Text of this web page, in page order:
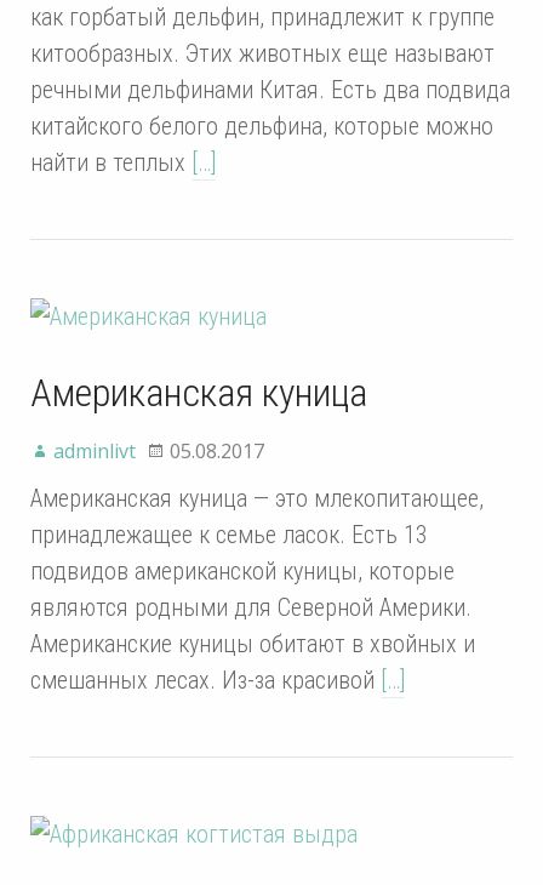
как горбатый дельфин, принадлежит к группе
китообразных. Этих животных еще называют
речными дельфинами Китая. Есть два подвида
китайского белого дельфина, которые можно
найти в теплых […]
Американская куница
adminlivt 05.08.2017
Американская куница — это млекопитающее,
принадлежащее к семье ласок. Есть 13
подвидов американской куницы, которые
являются родными для Северной Америки.
Американские куницы обитают в хвойных и
смешанных лесах. Из-за красивой […]